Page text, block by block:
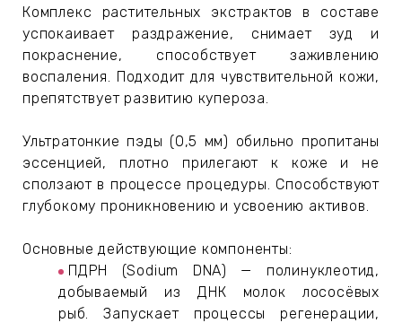
ТЕЙПЫ
keyboard_arrow_right
Комплекс растительных экстрактов в составе
успокаивает раздражение, снимает зуд и
покраснение, способствует заживлению
воспаления. Подходит для чувствительной кожи,
препятствует развитию купероза.
Ультратонкие пэды (0,5 мм) обильно пропитаны
эссенцией, плотно прилегают к коже и не
сползают в процессе процедуры. Способствуют
глубокому проникновению и усвоению активов.
Основные действующие компоненты:
ПДРН (Sodium DNA) — полинуклеотид,
добываемый из ДНК молок лососёвых
рыб. Запускает процессы регенерации,